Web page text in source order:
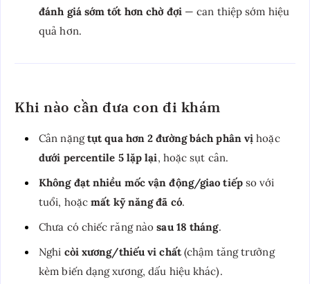
đánh giá sớm tốt hơn chờ đợi— can thiệp sớm hiệu
quả hơn.
Khi nào cần đưa con đi khám
Cân nặngtụt qua hơn 2 đường bách phân vị hoặc
dưới percentile 5 lặp lại, hoặc sụt cân.
Không đạt nhiều mốc vận động/giao tiếpso với
tuổi, hoặcmất kỹ năng đã có.
Chưa có chiếc răng nàosau 18 tháng.
Nghi còi xương/thiếu vi chất(chậm tăng trưởng
kèm biến dạng xương, dấu hiệu khác).